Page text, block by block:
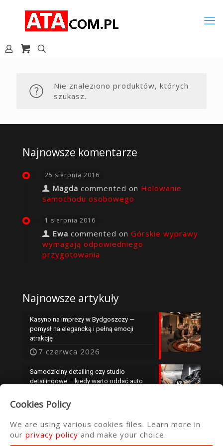
Nie znaleziono produktów, których
szukasz.
Najnowsze komentarze
25 sierpnia 2016
Magda commented on Holowanie
samochodu osobowego
1 sierpnia 2016
Ewa commented on Górskie wyprawy
wymagają odpowiedniego
przygotowania
Najnowsze artykuły
Kasyno na imprezy w Bydgoszczy —
pomysł na elegancką i pełną emocji
atrakcję
7 czerwca 2026
Samodzielny detailing czy studio
detailingowe – kiedy warto oddać auto
25 maja 2026
Cookies Policy
We are using various cookies files. Learn more in
our privacy policy and make your choice.